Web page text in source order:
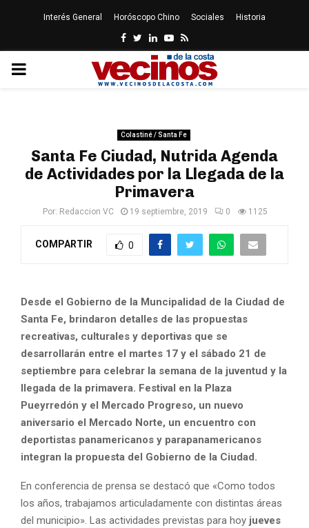
Interés General Horóscopo Chino Sociales Historia
Facebook
Twitter
LinkedinYoutube
Rss
PRIMARY
Colastiné / Santa Fe
Santa Fe Ciudad, Nutrida Agenda
de Actividades por la Llegada de la
Primavera
Por: Redaccion VC 19 septiembre, 2019 0 1125
COMPARTIR 0
Desde el Gobierno de la Muncipalidad de la Ciudad de
Santa Fe, brindaron detalles de las propuestas
recreativas, culturales y deportivas que se
desarrollarán entre el martes 17 y el sábado 21 de
septiembre para celebrar la semana de la juventud y la
llegada de la primavera. Festival en la Plaza
Pueyrredón y el Mercado Progreso, un nuevo
aniversario el Mercado Norte, un encuentro con
deportistas panamericanos y parapanamericanos
integran la propuesta del Gobierno de la Ciudad.
En conferencia de prensa se destacó que «Como todos
los años, trabajamos articuladamente con distintas áreas
del municipio». Las actividades previstas para hoy jueves